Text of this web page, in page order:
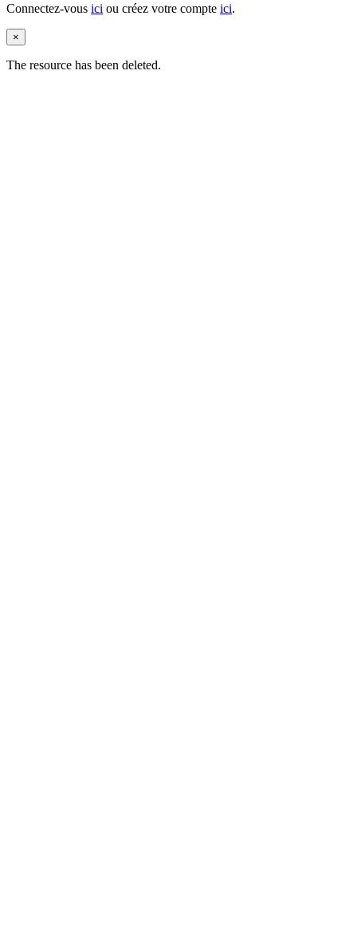
Connectez-vous ici ou créez votre compte ici.
×
The resource has been deleted.